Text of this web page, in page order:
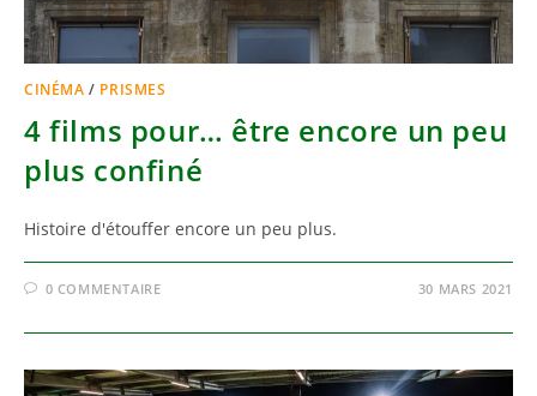
CINÉMA / PRISMES
4 films pour… être encore un peu
plus confiné
Histoire d'étouffer encore un peu plus.
0 COMMENTAIRE 30 MARS 2021